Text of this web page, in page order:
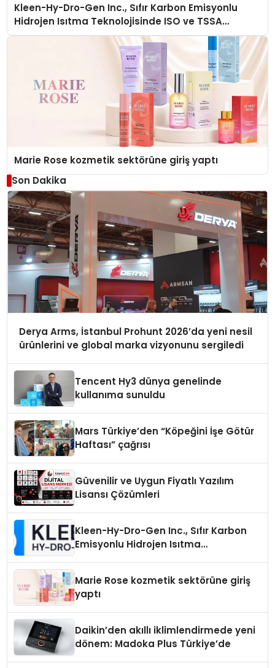
Kleen-Hy-Dro-Gen Inc., Sıfır Karbon Emisyonlu
Hidrojen Isıtma Teknolojisinde ISO ve TSSA
Düzenleyici Onaylarını Aldı
Marie Rose kozmetik sektörüne giriş yaptı
Son Dakika
Derya Arms, İstanbul Prohunt 2026’da yeni nesil
ürünlerini ve global marka vizyonunu sergiledi
Tencent Hy3 dünya genelinde
kullanıma sunuldu
Mars Türkiye’den “Köpeğini İşe Götür
Haftası” çağrısı
Güvenilir ve Uygun Fiyatlı Yazılım
Lisansı Çözümleri
Kleen-Hy-Dro-Gen Inc., Sıfır Karbon
Emisyonlu Hidrojen Isıtma
Marie Rose kozmetik sektörüne giriş
yaptı
Daikin’den akıllı iklimlendirmede yeni
dönem: Madoka Plus Türkiye’de